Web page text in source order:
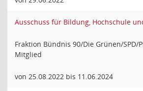
Ausschuss für Bildung, Hochschule
Fraktion Bündnis 90/Die Grünen/SPD/
Mitglied
von 25.08.2022 bis 11.06.2024